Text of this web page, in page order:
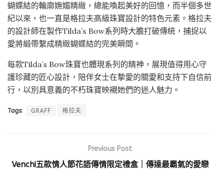
蝴蝶結的輪廓嫵媚精緻，總能喚起美好的回憶，而半個多世
紀以來，也一直是格拉夫高級珠寶設計的特色元素。格拉夫
的設計師在製作Tilda’s Bow系列時大膽打破傳統，捕捉以
愛將緞帶繫成精緻蝴蝶結的完美瞬間。
每款Tilda’s Bow珠寶也體現系列的精神，展現值得用心守
護珍藏的匠心設計，陪伴女士在摯愛的關愛和支持下自信前
行，以別具意義的不朽珠寶映襯她們的迷人魅力。
Tags: GRAFF 格拉夫
Previous Post
Venchi五款情人節花語傳情限定禮盒｜傳達最霸氣的愛戀